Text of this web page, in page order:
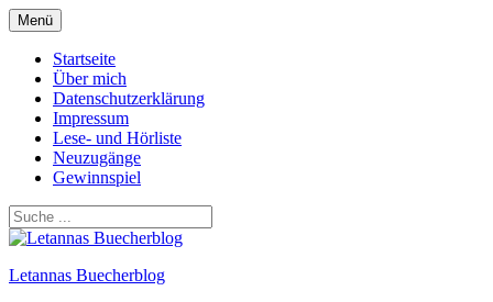
Zum
Inhalt
springen
Menü
Startseite
Über mich
Datenschutzerklärung
Impressum
Lese- und Hörliste
Neuzugänge
Gewinnspiel
Letannas Buecherblog